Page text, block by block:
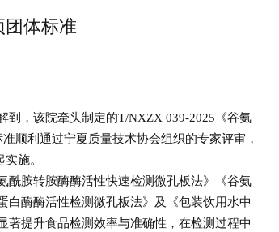
团体标准
，该院牵头制定的T/NXZX 039-2025《谷氨
顺利通过宁夏质量技术协会组织的专家评审，
施。
胺转胺酶酶活性快速检测微孔板法》《谷氨
白酶酶活性检测微孔板法》及《包装饮用水中
著提升食品检测效率与准确性，在检测过程中